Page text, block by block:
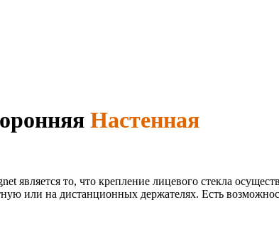
Настенная
является то, что крепление лицевого стекла
или на дистанционных держателях. Есть